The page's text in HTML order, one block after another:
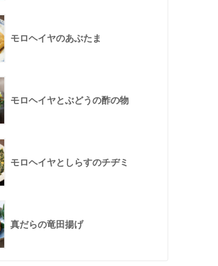
モロヘイヤのあぶたま
モロヘイヤとぶどうの酢の物
モロヘイヤとしらすのチヂミ
真だらの竜田揚げ